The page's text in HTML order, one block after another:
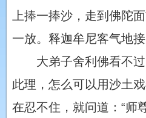
上捧一捧沙，走到佛陀
一放。释迦牟尼客气地接
大弟子舍利佛看不
此理，怎么可以用沙土
在忍不住，就问道：“师